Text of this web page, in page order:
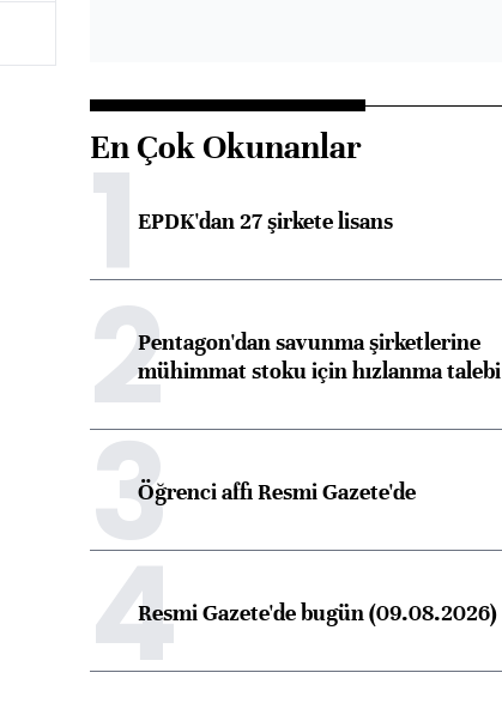
En Çok Okunanlar
1EPDK'dan 27 şirkete lisans
2Pentagon'dan savunma şirketlerine
mühimmat stoku için hızlanma talebi
3Öğrenci affı Resmi Gazete'de
4Resmi Gazete'de bugün (09.08.2026)